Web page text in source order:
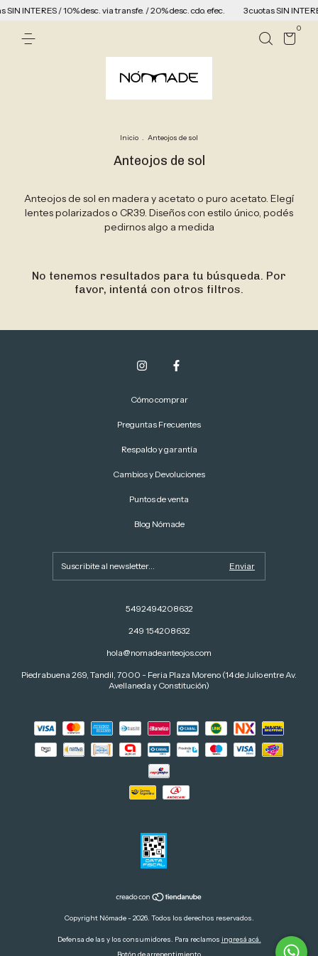
SIN INTERES / 10% desc. via transfe. / 20% desc. cdo. efec. 3 cuotas SIN
0
Inicio . Anteojos de sol
Anteojos de sol
Anteojos de sol en madera y acetato o puro acetato. Elegí
lentes polarizados o CR39. Diseños con estilo único, podés
pedirnos algo a medida
No tenemos resultados para tu búsqueda. Por
favor, intentá con otros filtros.
Cómo comprar
Preguntas Frecuentes
Respaldo y garantía
Cambios y Devoluciones
Puntos de venta
Blog Nómade
5492494208632
249 154208632
hola@nomadeanteojos.com
Piedrabuena 269, Tandil, 7000 - Feria Plaza Moreno (14 de Julio entre Av.
Avellaneda y Constitución)
Copyright Nómade - 2026. Todos los derechos reservados.
Defensa de las y los consumidores. Para reclamos ingresá acá.